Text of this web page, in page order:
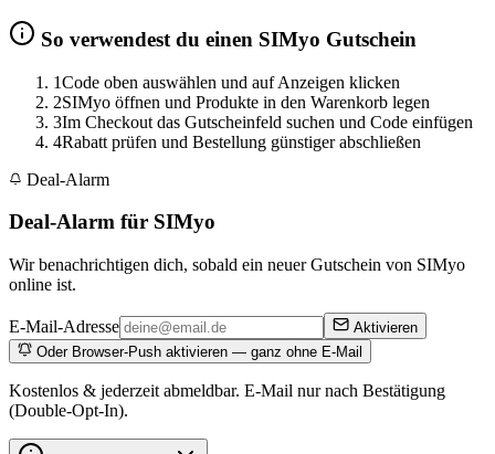
So verwendest du einen SIMyo Gutschein
1Code oben auswählen und auf Anzeigen klicken
2SIMyo öffnen und Produkte in den Warenkorb legen
3Im Checkout das Gutscheinfeld suchen und Code einfügen
4Rabatt prüfen und Bestellung günstiger abschließen
Deal-Alarm
Deal-Alarm für SIMyo
Wir benachrichtigen dich, sobald ein neuer Gutschein von SIMyo
online ist.
E-Mail-Adresse
Aktivieren
Oder Browser-Push aktivieren — ganz ohne E-Mail
Kostenlos & jederzeit abmeldbar. E-Mail nur nach Bestätigung
(Double-Opt-In).